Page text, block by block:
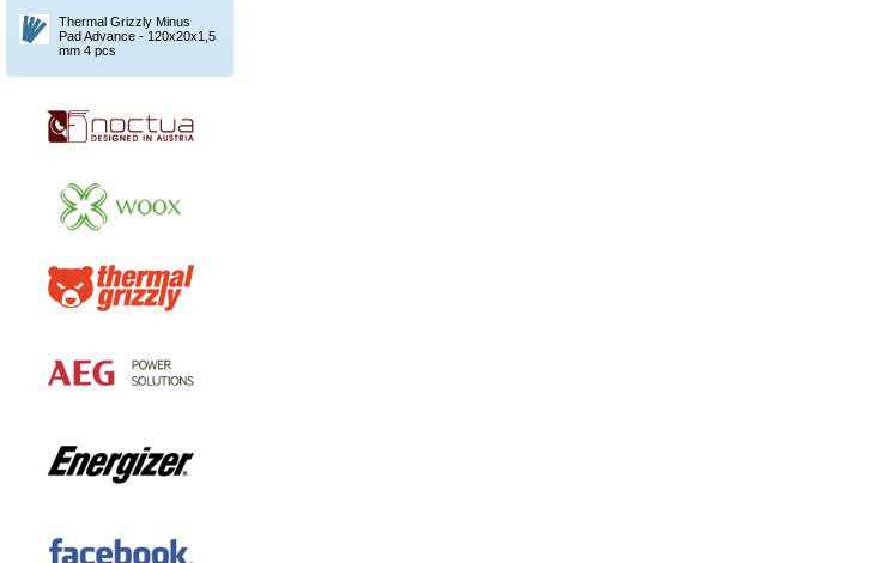
Thermal Grizzly Minus
Pad Advance - 120x20x1,5
mm 4 pcs